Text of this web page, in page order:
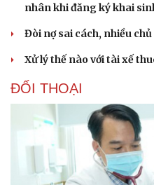
nhân khi đăng ký khai
Đòi nợ sai cách, nhiều
Xử lý thế nào với tài xế
ĐỐI THOẠI